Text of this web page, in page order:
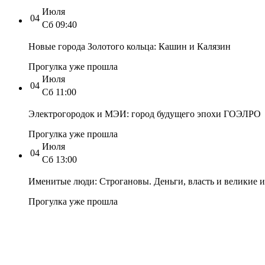
04
Июля
Сб 09:40
Новые города Золотого кольца: Кашин и Калязин
Прогулка уже прошла
04
Июля
Сб 11:00
Электрогородок и МЭИ: город будущего эпохи ГОЭЛРО
Прогулка уже прошла
04
Июля
Сб 13:00
Именитые люди: Строгановы. Деньги, власть и великие
Прогулка уже прошла